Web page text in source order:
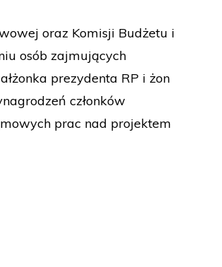
oraz Komisji Budżetu i
osób zajmujących
prezydenta RP i żon
członków
prac nad projektem